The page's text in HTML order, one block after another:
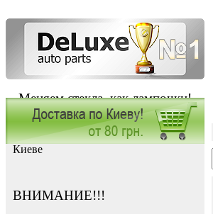
Меняем стекла, как лампочки!
Заказать установку автостекла в
Киеве
ВНИМАНИЕ!!!